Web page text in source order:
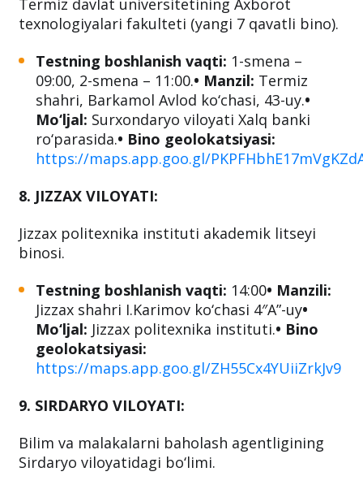
Termiz davlat universitetining Axborot
texnologiyalari fakulteti (yangi 7 qavatli bino).
Testning boshlanish vaqti: 1-smena –
09:00, 2-smena – 11:00.• Manzil: Termiz
shahri, Barkamol Avlod ko‘chasi, 43-uy.•
Mo‘ljal: Surxondaryo viloyati Xalq banki
ro‘parasida.• Bino geolokatsiyasi:
https://maps.app.goo.gl/
8. JIZZAX VILOYATI:
Jizzax politexnika instituti akademik litseyi
binosi.
Testning boshlanish vaqti: 14:00• Manzili:
Jizzax shahri I.Karimov ko‘chasi 4″A”-uy•
Mo‘ljal: Jizzax politexnika instituti.• Bino
geolokatsiyasi:
https://maps.app.goo.gl/ZH55Cx4YUiiZrkJv9
9. SIRDARYO VILOYATI:
Bilim va malakalarni baholash agentligining
Sirdaryo viloyatidagi bo‘limi.